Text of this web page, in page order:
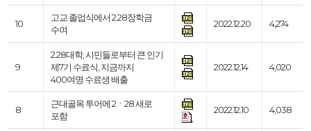
10
고교 졸업식에서 2.28장학금
수여
2022.12.20 4,274
9
2.28대학, 시민들로부터 큰 인기
제7기 수료식, 지금까지
400여명 수료생 배출
2022.12.14 4,020
8
근대골목 투어에 2ㆍ28 새로
포함
2022.12.10 4,038